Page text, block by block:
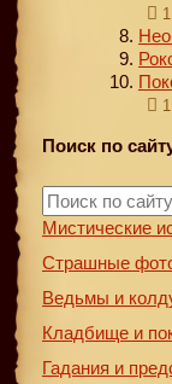
Поиск по
Мистические
Страшные
Ведьмы и
Кладбище и
Гадания и